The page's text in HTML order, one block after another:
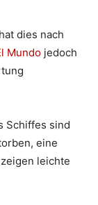
dies nach
Mundo jedoch
Schiffes sind
eine
leichte